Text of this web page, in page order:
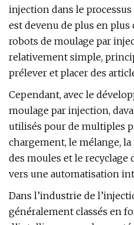
injection dans le
est devenu de plus en
robots de moulage par
relativement simple,
prélever et placer des
Cependant, avec le
moulage par injection,
utilisés pour de multiples
chargement, le mélange,
des moules et le recyclage
vers une automatisation
Dans l’industrie de
généralement classés en